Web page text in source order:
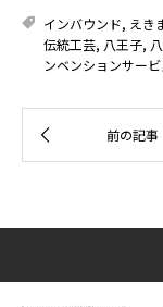
インバウンド, えき
伝統工芸, 八王子,
ンベンションサービ